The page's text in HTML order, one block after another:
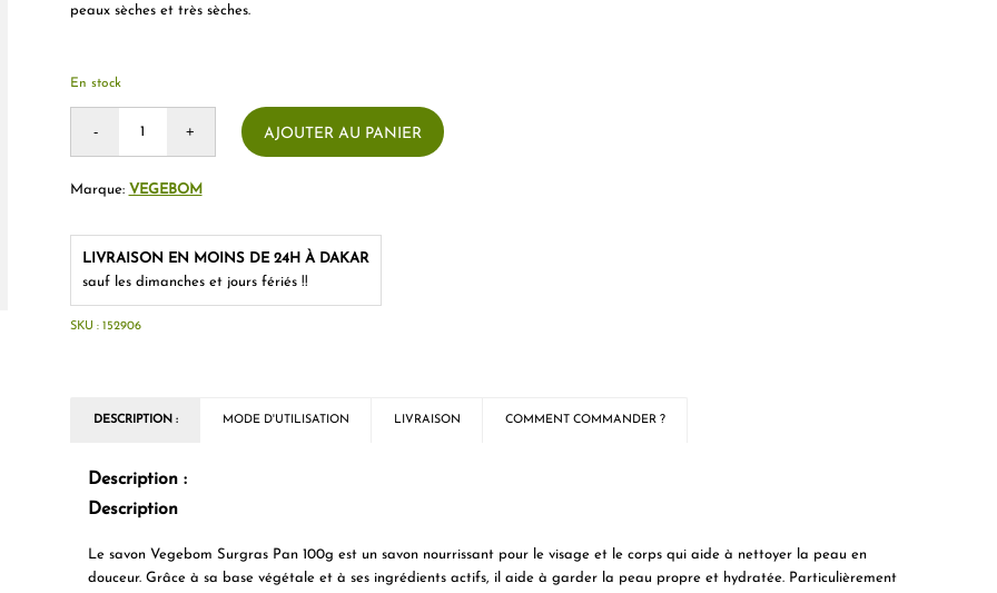
peaux sèches et très sèches.
En stock
AJOUTER AU PANIER
Marque: VEGEBOM
LIVRAISON EN MOINS DE 24H À DAKAR
sauf les dimanches et jours fériés !!
SKU : 152906
DESCRIPTION : MODE D'UTILISATION LIVRAISON COMMENT COMMANDER ?
Description :
Description
Le savon Vegebom Surgras Pan 100g est un savon nourrissant pour le visage et le corps qui aide à nettoyer la peau en
douceur. Grâce à sa base végétale et à ses ingrédients actifs, il aide à garder la peau propre et hydratée. Particulièrement